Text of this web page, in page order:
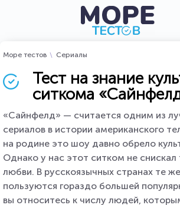
Море тестов Сериалы
Тест на знание
ситкома
«Сайнфелд» — считается одним из
сериалов в истории американского
на родине это шоу давно обрело
Однако у нас этот ситком не снискал
любви. В русскоязычных странах те
пользуются гораздо большей
вы относитесь к числу людей,